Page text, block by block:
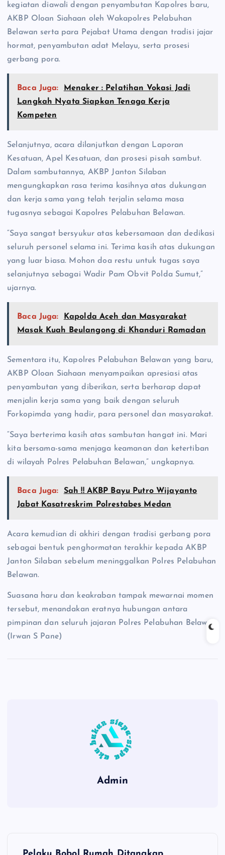
kegiatan diawali dengan penyambutan Kapolres baru,
AKBP Oloan Siahaan oleh Wakapolres Pelabuhan
Belawan serta para Pejabat Utama dengan tradisi jajar
hormat, penyambutan adat Melayu, serta prosesi
gerbang pora.
Baca Juga:
Menaker : Pelatihan Vokasi Jadi
Langkah Nyata Siapkan Tenaga Kerja
Kompeten
Selanjutnya, acara dilanjutkan dengan Laporan
Kesatuan, Apel Kesatuan, dan prosesi pisah sambut.
Dalam sambutannya, AKBP Janton Silaban
mengungkapkan rasa terima kasihnya atas dukungan
dan kerja sama yang telah terjalin selama masa
tugasnya sebagai Kapolres Pelabuhan Belawan.
“Saya sangat bersyukur atas kebersamaan dan dedikasi
seluruh personel selama ini. Terima kasih atas dukungan
yang luar biasa. Mohon doa restu untuk tugas saya
selanjutnya sebagai Wadir Pam Obvit Polda Sumut,”
ujarnya.
Baca Juga:
Kapolda Aceh dan Masyarakat
Masak Kuah Beulangong di Khanduri Ramadan
Sementara itu, Kapolres Pelabuhan Belawan yang baru,
AKBP Oloan Siahaan menyampaikan apresiasi atas
penyambutan yang diberikan, serta berharap dapat
menjalin kerja sama yang baik dengan seluruh
Forkopimda yang hadir, para personel dan masyarakat.
“Saya berterima kasih atas sambutan hangat ini. Mari
kita bersama-sama menjaga keamanan dan ketertiban
di wilayah Polres Pelabuhan Belawan,” ungkapnya.
Baca Juga:
Sah !! AKBP Bayu Putro Wijayanto
Jabat Kasatreskrim Polrestabes Medan
Acara kemudian di akhiri dengan tradisi gerbang pora
sebagai bentuk penghormatan terakhir kepada AKBP
Janton Silaban sebelum meninggalkan Polres Pelabuhan
Belawan.
Suasana haru dan keakraban tampak mewarnai momen
tersebut, menandakan eratnya hubungan antara
pimpinan dan seluruh jajaran Polres Pelabuhan Belawan.
(Irwan S Pane)
Admin